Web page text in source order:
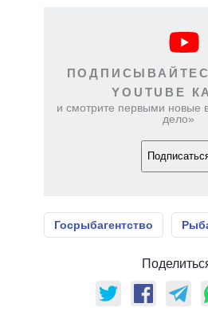
YOUTUBE
и смотрите первыми новые
дело»
Госрыбагентство